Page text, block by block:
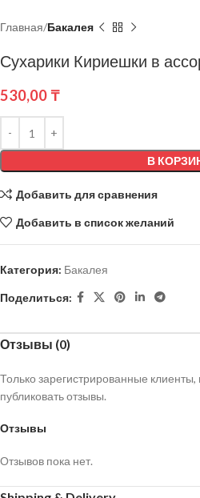
Главная Бакалея
Сухарики Кириешки в
530,00 ₸
В
Добавить для сравнения
Добавить в список желаний
Категория: Бакалея
Поделиться:
Отзывы (0)
Отзывы
Отзывов пока нет.
Только зарегистрированные
публиковать отзывы.